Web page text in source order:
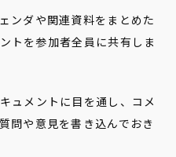
ンダや関連資料をまとめた
トを参加者全員に共有しま
ュメントに目を通し、コメ
問や意見を書き込んでおき